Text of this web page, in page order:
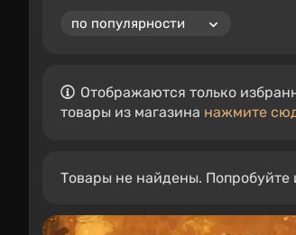
Отображаются только
товары из магазина нажмите
Товары не найдены. Попробуйте